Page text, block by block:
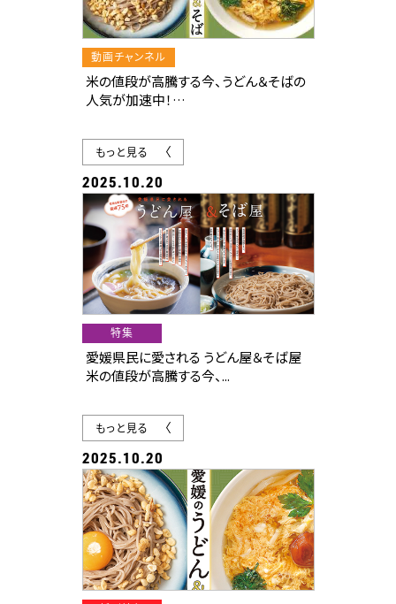
動画チャンネル
米の値段が高騰する今、うどん＆そばの
人気が加速中！
き起こる中、“松山うどん”や「鍋焼きうど
ん」など、
もっちり柔らかい昔ながらの愛媛のうど
んの魅力が再認識されています。
さらに、そば通を唸らせる、手打ちにこだ
わった本格志向のそば屋も愛媛で増加
中。
県民に愛される老舗＆繁盛店のうどん＆
そば厳選75杯を堪能あれ！
その他、幹事さん必見の忘・新年会特集
も！
もっと見る
2025.10.20
特集
愛媛県民に愛される うどん屋＆そば屋
米の値段が高騰する今、...
もっと見る
2025.10.20